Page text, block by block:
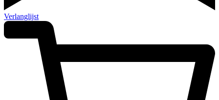
Verlanglijst